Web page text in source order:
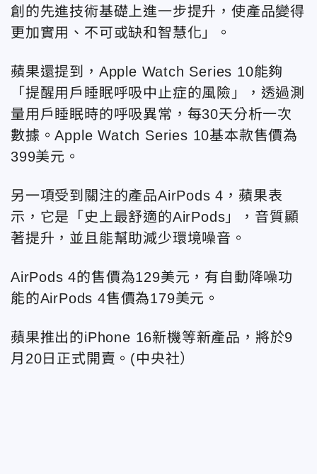
創的先進技術基礎上進一步提升，使產品變得
更加實用、不可或缺和智慧化」。
蘋果還提到，Apple Watch Series 10能夠
「提醒用戶睡眠呼吸中止症的風險」，透過測
量用戶睡眠時的呼吸異常，每30天分析一次
數據。Apple Watch Series 10基本款售價為
399美元。
另一項受到關注的產品AirPods 4，蘋果表
示，它是「史上最舒適的AirPods」，音質顯
著提升，並且能幫助減少環境噪音。
AirPods 4的售價為129美元，有自動降噪功
能的AirPods 4售價為179美元。
蘋果推出的iPhone 16新機等新產品，將於9
月20日正式開賣。(中央社）